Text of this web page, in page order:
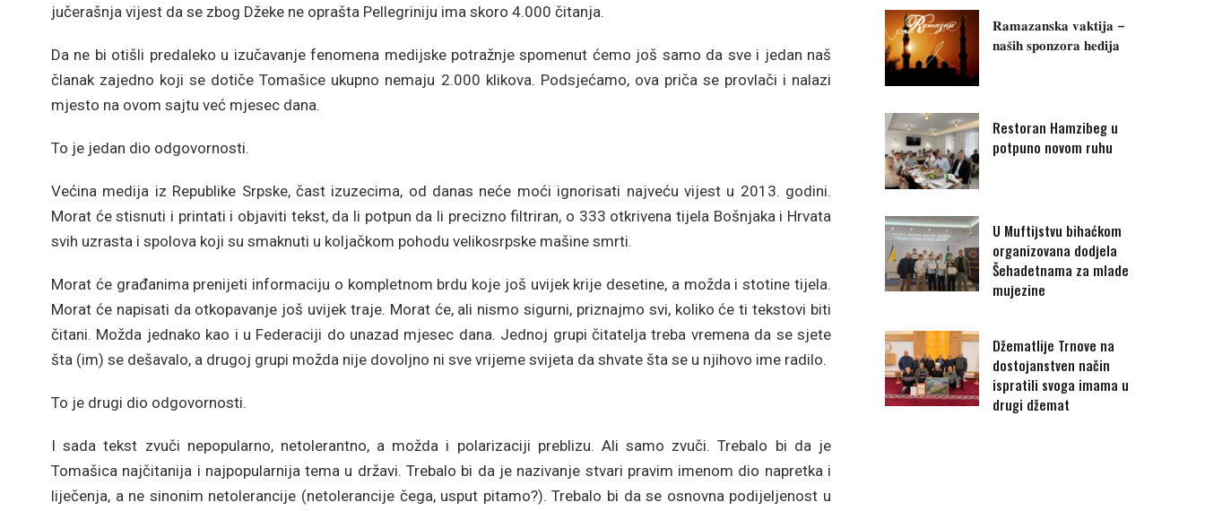
jučerašnja vijest da se zbog Džeke ne oprašta Pellegriniju ima skoro 4.000 čitanja.
Da ne bi otišli predaleko u izučavanje fenomena medijske potražnje spomenut ćemo još samo da sve i jedan naš
članak zajedno koji se dotiče Tomašice ukupno nemaju 2.000 klikova. Podsjećamo, ova priča se provlači i nalazi
mjesto na ovom sajtu već mjesec dana.
To je jedan dio odgovornosti.
Većina medija iz Republike Srpske, čast izuzecima, od danas neće moći ignorisati najveću vijest u 2013. godini.
Morat će stisnuti i printati i objaviti tekst, da li potpun da li precizno filtriran, o 333 otkrivena tijela Bošnjaka i Hrvata
svih uzrasta i spolova koji su smaknuti u koljačkom pohodu velikosrpske mašine smrti.
Morat će građanima prenijeti informaciju o kompletnom brdu koje još uvijek krije desetine, a možda i stotine tijela.
Morat će napisati da otkopavanje još uvijek traje. Morat će, ali nismo sigurni, priznajmo svi, koliko će ti tekstovi biti
čitani. Možda jednako kao i u Federaciji do unazad mjesec dana. Jednoj grupi čitatelja treba vremena da se sjete
šta (im) se dešavalo, a drugoj grupi možda nije dovoljno ni sve vrijeme svijeta da shvate šta se u njihovo ime radilo.
To je drugi dio odgovornosti.
I sada tekst zvuči nepopularno, netolerantno, a možda i polarizaciji preblizu. Ali samo zvuči. Trebalo bi da je
Tomašica najčitanija i najpopularnija tema u državi. Trebalo bi da je nazivanje stvari pravim imenom dio napretka i
liječenja, a ne sinonim netolerancije (netolerancije čega, usput pitamo?). Trebalo bi da se osnovna podijeljenost u
𝐑𝐚𝐦𝐚𝐳𝐚𝐧𝐬𝐤𝐚 𝐯𝐚𝐤𝐭𝐢𝐣𝐚 –
𝐧𝐚𝐬̌𝐢𝐡 𝐬𝐩𝐨𝐧𝐳𝐨𝐫𝐚 𝐡𝐞𝐝𝐢𝐣𝐚
Restoran Hamzibeg u
potpuno novom ruhu
U Muftijstvu bihaćkom
organizovana dodjela
Šehadetnama za mlade
mujezine
Džematlije Trnove na
dostojanstven način
ispratili svoga imama u
drugi džemat